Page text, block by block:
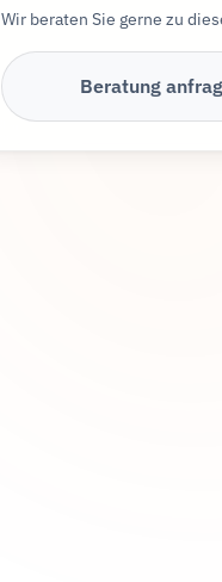
Wir beraten Sie gerne zu
Beratung